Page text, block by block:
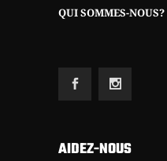
QUI SOMMES-NOUS?
AIDEZ-NOUS